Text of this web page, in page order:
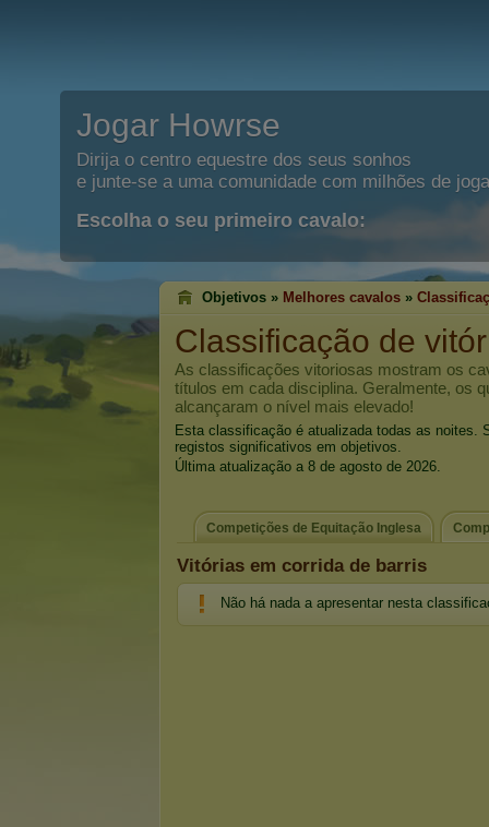
Jogar Howrse
Dirija o centro equestre dos seus sonhos
e junte-se a uma comunidade com milhões de
Escolha o seu primeiro cavalo:
Objetivos » Melhores cavalos »
Classificação de
As classificações vitoriosas mostram os
títulos em cada disciplina. Geralmente, os
alcançaram o nível mais elevado!
Esta classificação é atualizada todas as noites.
registos significativos em objetivos.
Última atualização a 8 de agosto de 2026.
Competições de Equitação Inglesa
Vitórias em corrida de barris
Não há nada a apresentar nesta